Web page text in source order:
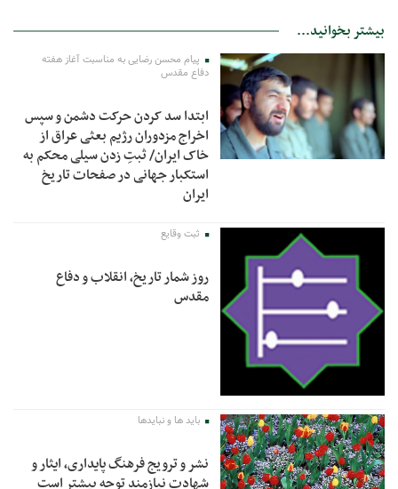
بیشتر بخوانید...
پیام محسن رضایی به مناسبت آغاز هفته
دفاع مقدس
ابتدا سد کردن حرکت دشمن و سپس
اخراج مزدوران رژیم بعثی عراق از
خاک ایران/ ثبتِ زدن سیلی محکم به
استکبار جهانی در صفحات تاریخ
ایران
ثبت وقایع
روز شمار تاریخ، انقلاب و دفاع
مقدس
باید ها و نبایدها
نشر و ترویج فرهنگ پایداری، ایثار و
شهادت نیازمند توجه بیشتر است